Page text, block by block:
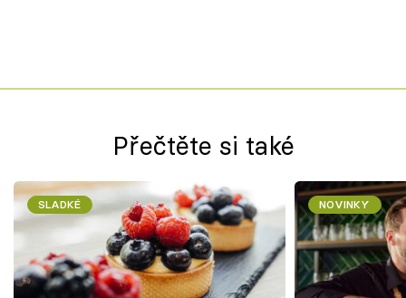
Přečtěte si také
SLADKÉ NOVINKY